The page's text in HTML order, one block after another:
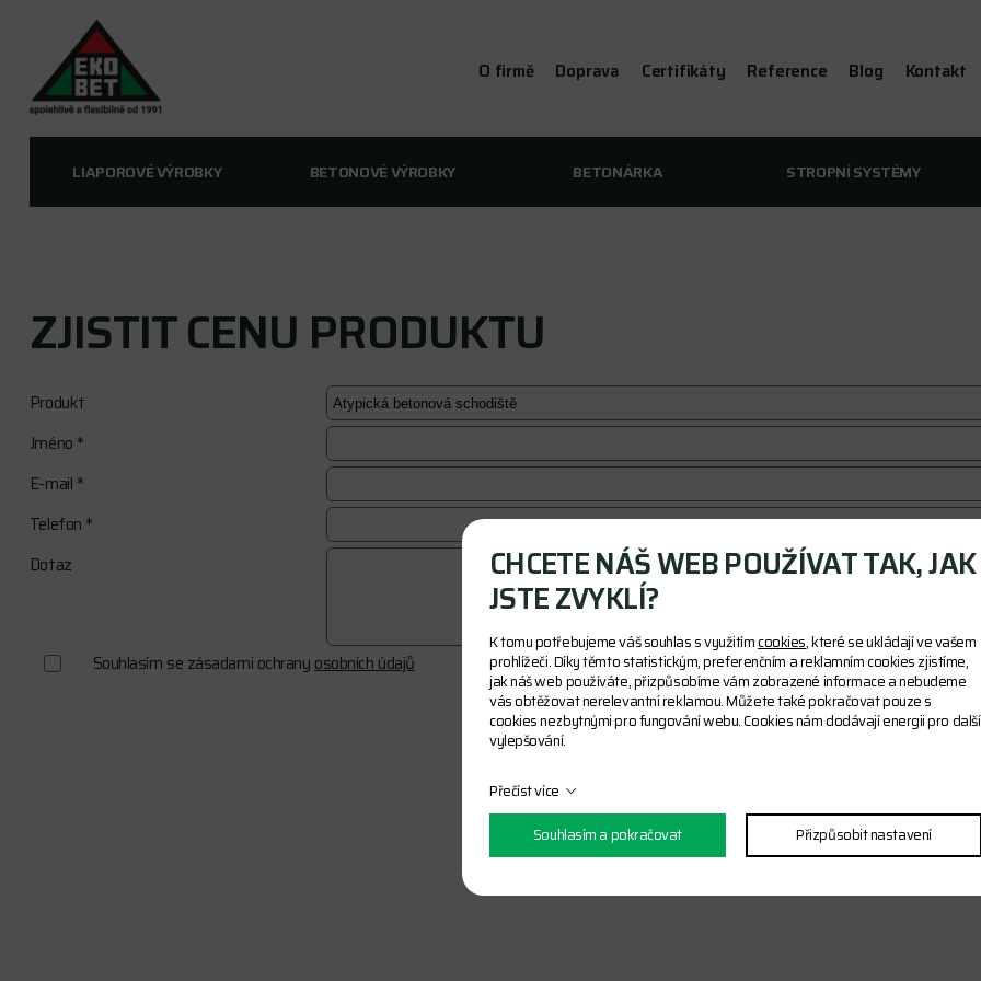
O firmě Doprava Certifikáty Reference Blog Kontakt
LIAPOROVÉ VÝROBKY BETONOVÉ VÝROBKY BETONÁRKA STROPNÍ SYSTÉMY
ZJISTIT CENU PRODUKTU
Produkt
Jméno *
E-mail *
Telefon *
Dotaz
Souhlasím se zásadami ochranyosobních údajů
CHCETE NÁŠ WEB POUŽÍVAT TAK, JAK
JSTE ZVYKLÍ?
K tomu potřebujeme váš souhlas s využitímcookies, které se ukládají ve vašem
prohlížeči. Díky těmto statistickým, preferenčním a reklamním cookies zjistíme,
jak náš web používáte, přizpůsobíme vám zobrazené informace a nebudeme
vás obtěžovat nerelevantní reklamou. Můžete také pokračovat pouze s
cookies nezbytnými pro fungování webu. Cookies nám dodávají energii pro další
vylepšování.
Přečíst více
Souhlasím a pokračovat
Přizpůsobit nastavení